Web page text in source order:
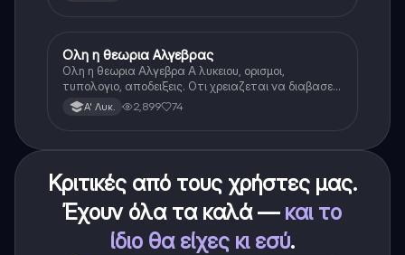
Μαθηματικά
Ολη η θεωρια Αλγεβρας
Ολη η θεωρια Αλγεβρα Α λυκειου, ορισμοι,
τυπολογιο, αποδειξεις. Οτι χρειαζεται να διαβασεις
για το θεωρητικο κομματι της αλγεβρας.
Α' Λυκ. 2,899 74
Κριτικές από τους χρήστες μας.
Έχουν όλα τα καλά — και το
ίδιο θα είχες κι εσύ.